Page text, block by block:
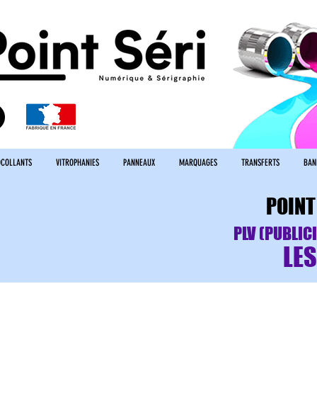
VITROPHANIES PANNEAUX MARQUAGES TRANSFERTS
POINT
PLV